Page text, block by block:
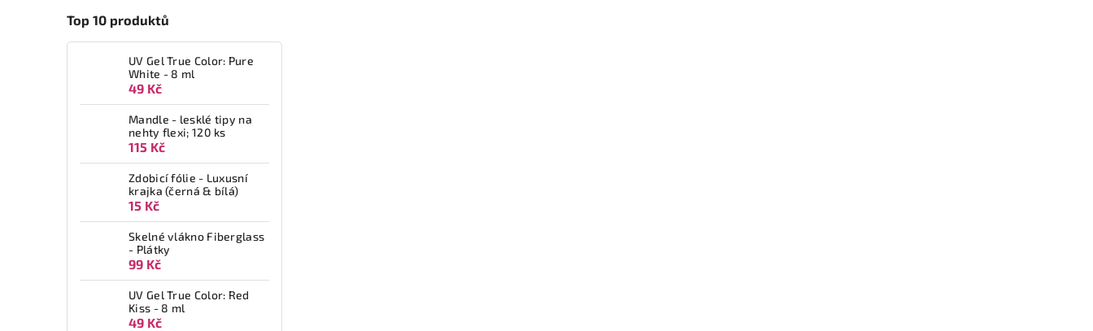
Top 10 produktů
UV Gel True Color: Pure
White - 8 ml
49 Kč
Mandle - lesklé tipy na
nehty flexi; 120 ks
115 Kč
Zdobicí fólie - Luxusní
krajka (černá & bílá)
15 Kč
Skelné vlákno Fiberglass
- Plátky
99 Kč
UV Gel True Color: Red
Kiss - 8 ml
49 Kč